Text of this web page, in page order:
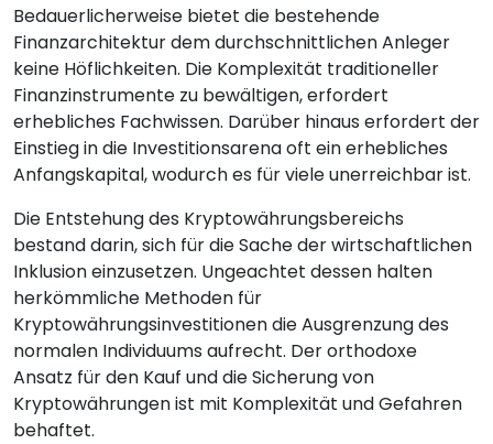
Bedauerlicherweise bietet die bestehende
Finanzarchitektur dem durchschnittlichen Anleger
keine Höflichkeiten. Die Komplexität traditioneller
Finanzinstrumente zu bewältigen, erfordert
erhebliches Fachwissen. Darüber hinaus erfordert der
Einstieg in die Investitionsarena oft ein erhebliches
Anfangskapital, wodurch es für viele unerreichbar ist.
Die Entstehung des Kryptowährungsbereichs
bestand darin, sich für die Sache der wirtschaftlichen
Inklusion einzusetzen. Ungeachtet dessen halten
herkömmliche Methoden für
Kryptowährungsinvestitionen die Ausgrenzung des
normalen Individuums aufrecht. Der orthodoxe
Ansatz für den Kauf und die Sicherung von
Kryptowährungen ist mit Komplexität und Gefahren
behaftet.